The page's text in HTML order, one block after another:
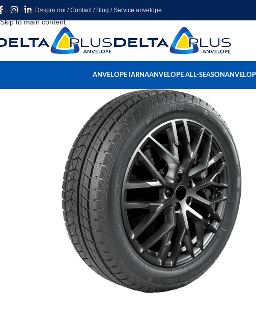
Skip to navigation
Skip to main content
Despre noi /Contact/ Blog /Service anvelope
ANVELOPE IARNAANVELOPE ALL-SEASON